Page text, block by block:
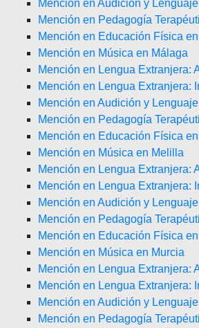
Mención en Audición y
Mención en Pedagogía
Mención en Educación Física
Mención en Música en Málaga
Mención en Lengua Extranjera:
Mención en Lengua Extranjera:
Mención en Audición y
Mención en Pedagogía
Mención en Educación Física
Mención en Música en Melilla
Mención en Lengua Extranjera:
Mención en Lengua Extranjera:
Mención en Audición y
Mención en Pedagogía
Mención en Educación Física
Mención en Música en Murcia
Mención en Lengua Extranjera:
Mención en Lengua Extranjera:
Mención en Audición y
Mención en Pedagogía